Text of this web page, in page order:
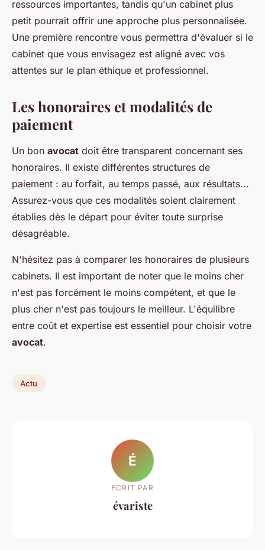
ressources importantes, tandis qu'un cabinet plus
petit pourrait offrir une approche plus personnalisée.
Une première rencontre vous permettra d'évaluer si le
cabinet que vous envisagez est aligné avec vos
attentes sur le plan éthique et professionnel.
Les honoraires et modalités de
paiement
Un bon avocat doit être transparent concernant ses
honoraires. Il existe différentes structures de
paiement : au forfait, au temps passé, aux résultats...
Assurez-vous que ces modalités soient clairement
établies dès le départ pour éviter toute surprise
désagréable.
N'hésitez pas à comparer les honoraires de plusieurs
cabinets. Il est important de noter que le moins cher
n'est pas forcément le moins compétent, et que le
plus cher n'est pas toujours le meilleur. L'équilibre
entre coût et expertise est essentiel pour choisir votre
avocat.
Actu
É
ECRIT PAR
évariste